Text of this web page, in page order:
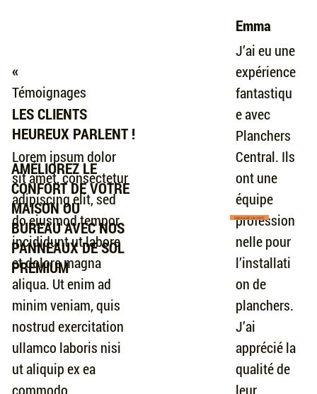
Emma
J’ai eu une
expérience
fantastiqu
e avec
Planchers
Central. Ils
ont une
équipe
profession
nelle pour
l’installati
on de
planchers.
J’ai
apprécié la
qualité de
leur
«
Témoignages
LES CLIENTS
HEUREUX PARLENT !
Lorem ipsum dolor
sit amet, consectetur
adipiscing elit, sed
do eiusmod tempor
incididunt ut labore
et dolore magna
aliqua. Ut enim ad
minim veniam, quis
nostrud exercitation
ullamco laboris nisi
ut aliquip ex ea
commodo
AMÉLIOREZ LE
CONFORT DE VOTRE
MAISON OU
BUREAU AVEC NOS
PANNEAUX DE SOL
PREMIUM
DEMANDER UN DEVIS